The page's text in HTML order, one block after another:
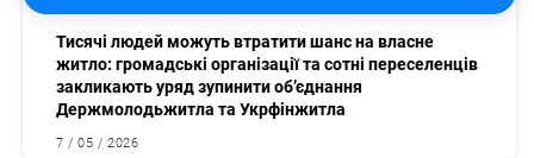
Тисячі людей можуть втратити шанс на власне
житло: громадські організації та сотні переселенців
закликають уряд зупинити об’єднання
Держмолодьжитла та Укрфінжитла
7 / 05 / 2026